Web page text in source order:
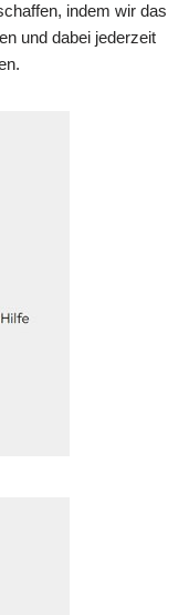
indem wir das
und dabei jederzeit